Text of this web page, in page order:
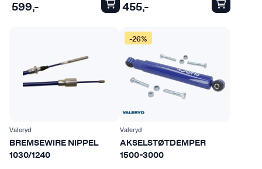
599,-
455,-
Valeryd
BREMSEWIRE NIPPEL
1030/1240
-26%
Valeryd
AKSELSTØTDEMPER
1500-3000